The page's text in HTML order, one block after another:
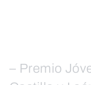
– Premio